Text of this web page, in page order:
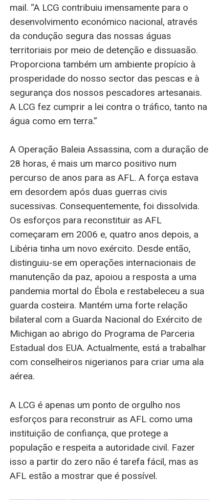
mail. “A LCG contribuiu imensamente para o
desenvolvimento económico nacional, através
da condução segura das nossas águas
territoriais por meio de detenção e dissuasão.
Proporciona também um ambiente propício à
prosperidade do nosso sector das pescas e à
segurança dos nossos pescadores artesanais.
A LCG fez cumprir a lei contra o tráfico, tanto na
água como em terra.”
A Operação Baleia Assassina, com a duração de
28 horas, é mais um marco positivo num
percurso de anos para as AFL. A força estava
em desordem após duas guerras civis
sucessivas. Consequentemente, foi dissolvida.
Os esforços para reconstituir as AFL
começaram em 2006 e, quatro anos depois, a
Libéria tinha um novo exército. Desde então,
distinguiu-se em operações internacionais de
manutenção da paz, apoiou a resposta a uma
pandemia mortal do Ébola e restabeleceu a sua
guarda costeira. Mantém uma forte relação
bilateral com a Guarda Nacional do Exército de
Michigan ao abrigo do Programa de Parceria
Estadual dos EUA. Actualmente, está a trabalhar
com conselheiros nigerianos para criar uma ala
aérea.
A LCG é apenas um ponto de orgulho nos
esforços para reconstruir as AFL como uma
instituição de confiança, que protege a
população e respeita a autoridade civil. Fazer
isso a partir do zero não é tarefa fácil, mas as
AFL estão a mostrar que é possível.